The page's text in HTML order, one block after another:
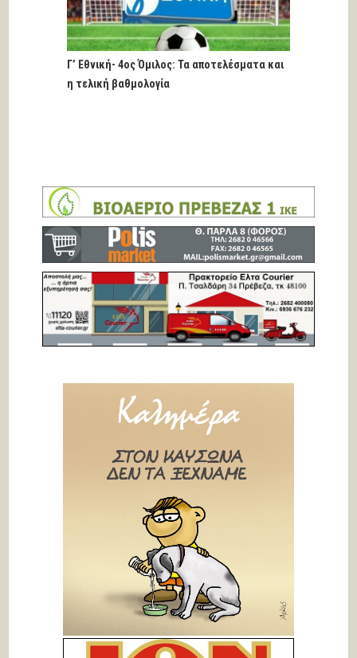
Γ’ Εθνική- 4ος Όμιλος: Τα αποτελέσματα και
η τελική βαθμολογία